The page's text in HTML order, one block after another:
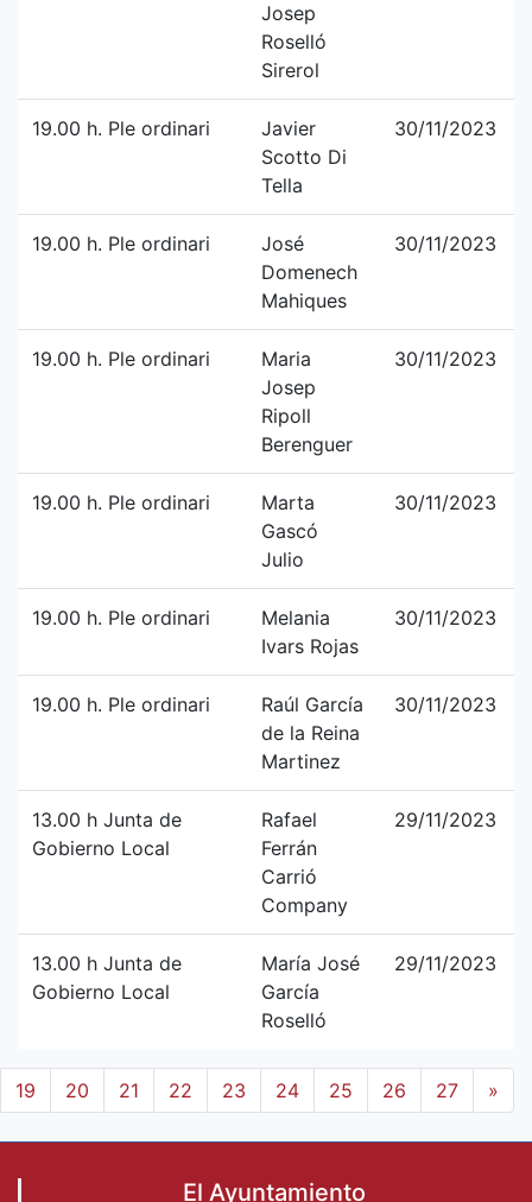
Josep
Roselló
Sirerol
19.00 h. Ple ordinari
Javier
Scotto Di
Tella
30/11/2023
19.00 h. Ple ordinari
José
Domenech
Mahiques
30/11/2023
19.00 h. Ple ordinari
Maria
Josep
Ripoll
Berenguer
30/11/2023
19.00 h. Ple ordinari
Marta
Gascó
Julio
30/11/2023
19.00 h. Ple ordinari
Melania
Ivars Rojas
30/11/2023
19.00 h. Ple ordinari
Raúl García
de la Reina
Martinez
30/11/2023
13.00 h Junta de
Gobierno Local
Rafael
Ferrán
Carrió
Company
29/11/2023
13.00 h Junta de
Gobierno Local
María José
García
Roselló
29/11/2023
19 20 21 22 23 24 25 26 27 »
El Ayuntamiento